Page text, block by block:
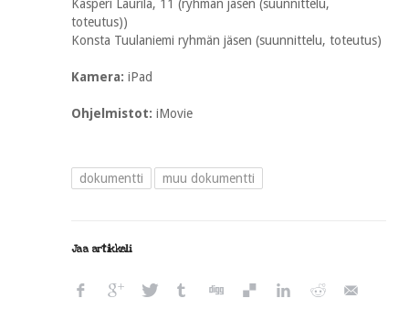
Kasperi Laurila, 11 (ryhmän jäsen (suunnittelu,
toteutus))
Konsta Tuulaniemi ryhmän jäsen (suunnittelu, toteutus)
Kamera: iPad
Ohjelmistot: iMovie
dokumentti muu dokumentti
Jaa artikkeli